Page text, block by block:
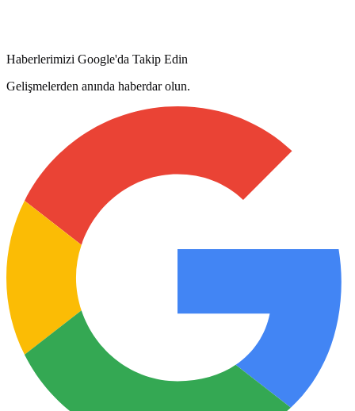
Haberlerimizi Google'da Takip Edin
Gelişmelerden anında haberdar olun.